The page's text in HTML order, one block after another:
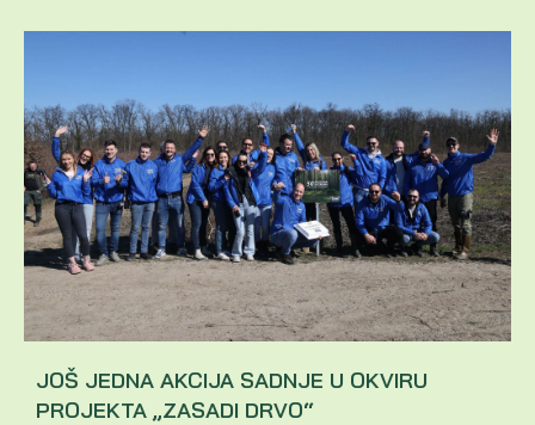
JOŠ JEDNA AKCIJA SADNJE U OKVIRU
PROJEKTA „ZASADI DRVO“